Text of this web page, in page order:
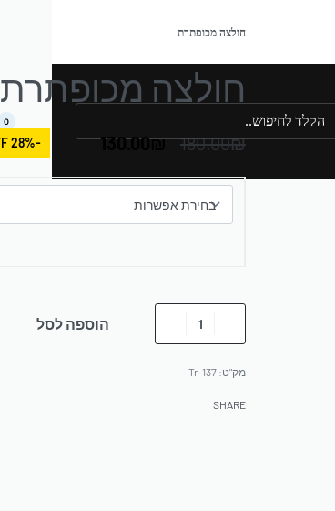
0
חולצה מכופתרת
חולצה מכופתרת
180.00₪
130.00₪
-28% OFF
הוספה לסל
Tr-137
SHARE